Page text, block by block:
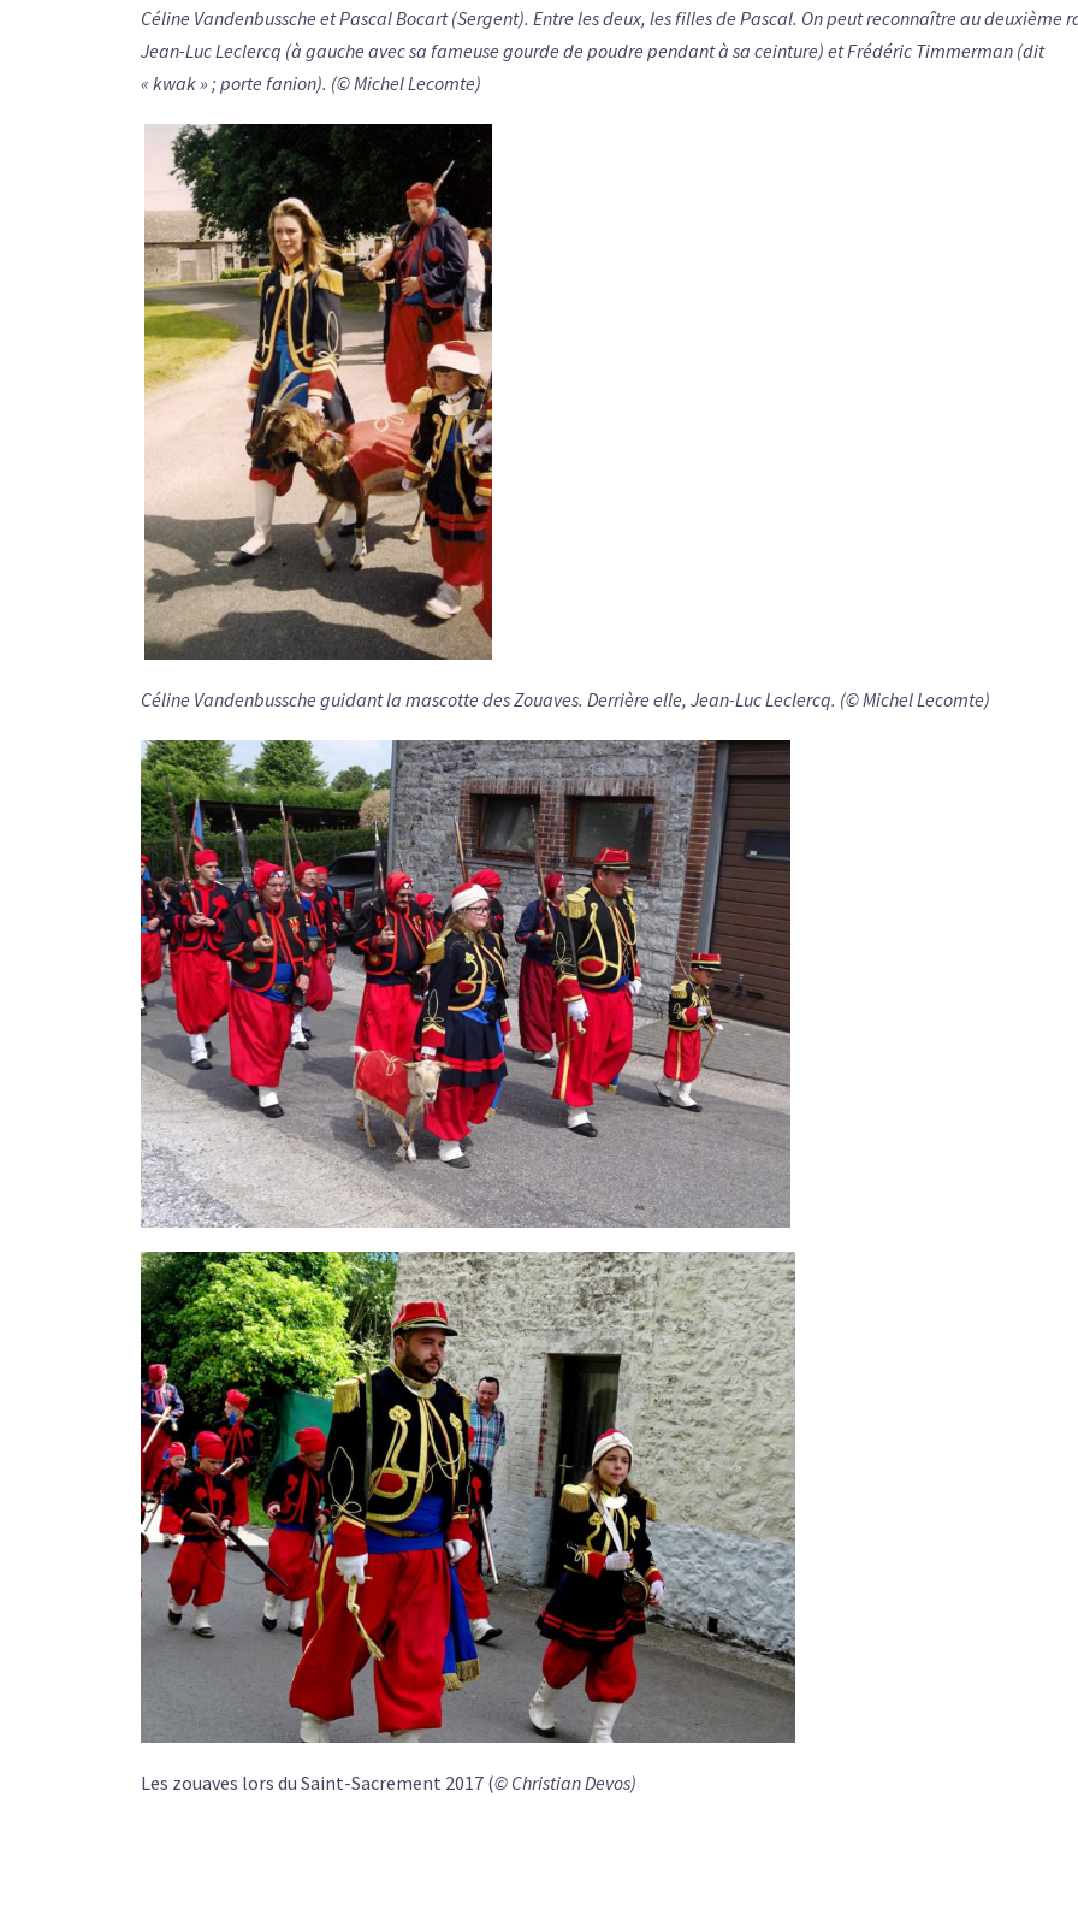
Céline Vandenbussche et Pascal Bocart (Sergent). Entre les deux, les filles de Pascal. On peut reconnaître au deuxième
Jean-Luc Leclercq (à gauche avec sa fameuse gourde de poudre pendant à sa ceinture) et Frédéric Timmerman (dit
« kwak » ; porte fanion). (© Michel Lecomte)
Céline Vandenbussche guidant la mascotte des Zouaves. Derrière elle, Jean-Luc Leclercq. (© Michel Lecomte)
Les zouaves lors du Saint-Sacrement 2017 (© Christian Devos)